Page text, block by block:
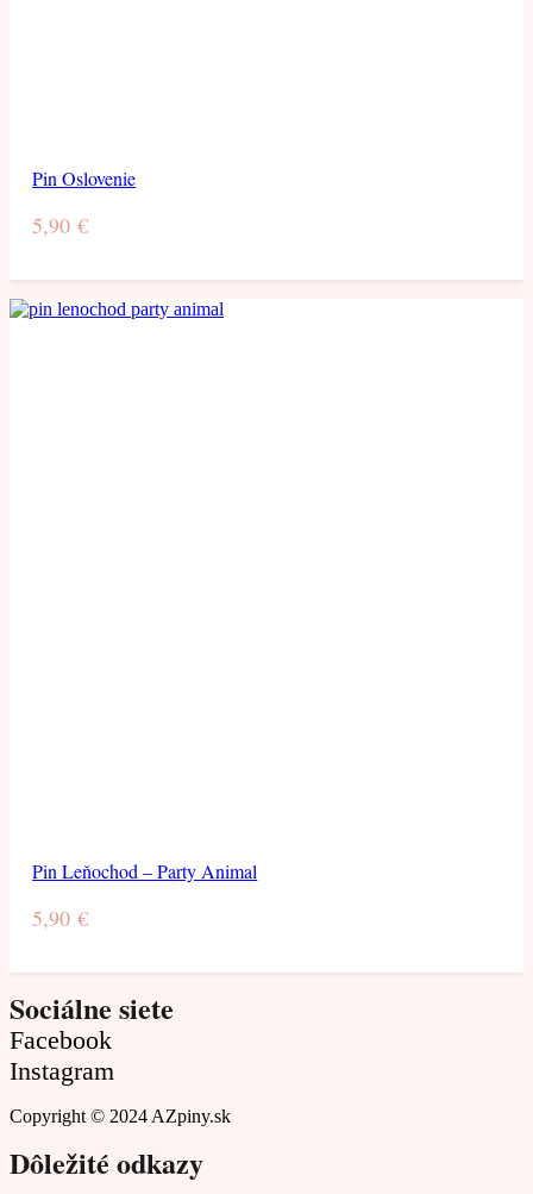
Pin Oslovenie
5,90€
Pin Leňochod – Party Animal
5,90€
Sociálne siete
Facebook
Instagram
Copyright © 2024 AZpiny.sk
Dôležité odkazy